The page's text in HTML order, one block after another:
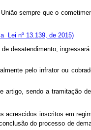
sempre que o
Lei nº 13.139, de 2015)
desatendimento,
pelo infrator ou
sendo a tramitação
inscritos em
do processo de